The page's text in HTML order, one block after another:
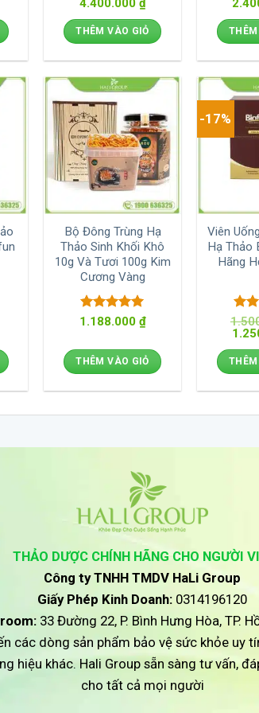
là:
4.800.000 ₫.
4.400.000 ₫
hiện
tại
là:
THÊM VÀO GIỎ
là:
Bộ Đông Trùng Hạ
Thảo Sinh Khối Khô
10g Và Tươi 100g Kim
Cương Vàng
Được xếp
1.188.000 ₫
THÊM VÀO GIỎ
-17%
Viên
Hạ Thảo
Hãng
Giá
là:
THẢO DƯỢC CHÍNH HÃNG CHO NGƯỜI
Công ty TNHH TMDV HaLi Group
Giấy Phép Kinh Doanh: 0314196120
33 Đường 22, P. Bình Hưng Hòa, TP.
các dòng sản phẩm bảo vệ sức khỏe uy
hiệu khác. Hali Group sẵn sàng tư vấn,
cho tất cả mọi người